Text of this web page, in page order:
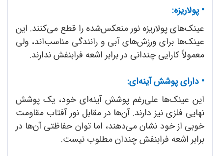
•پولاریزه:
عینک‌های پولاریزه نور منعکس‌شده را قطع می‌کنند. این
عینک‌ها برای ورزش‌های آبی و رانندگی مناسب‌اند، ولی
معمولاً کارایی چندانی در برابر اشعه فرابنفش ندارند.
• دارای پوشش آینه‌ای:
این عینک‌ها علی‌رغم پوشش آینه‌ای خود، یک پوشش
نهایی فلزی نیز دارند. آن‌ها در مقابل نور آفتاب مقاومت
خوبی از خود نشان می‌دهند، اما توان حفاظتی آن‌ها در
برابر اشعه فرابنفش چندان مطلوب نیست.